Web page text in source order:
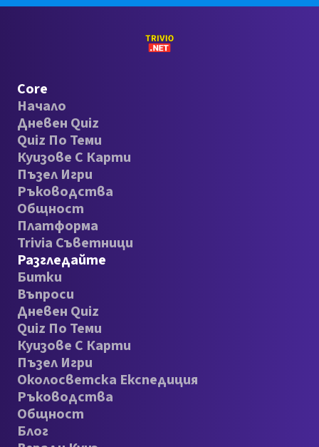
Core
Начало
Дневен Quiz
Quiz По Теми
Куизове С Карти
Пъзел Игри
Ръководства
Общност
Платформа
Trivia Съветници
Разгледайте
Битки
Въпроси
Дневен Quiz
Quiz По Теми
Куизове С Карти
Пъзел Игри
Околосветска Експедиция
Ръководства
Общност
Блог